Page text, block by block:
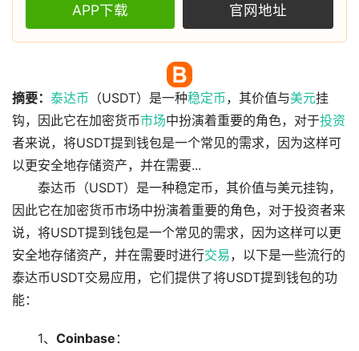
APP下载 官网地址
摘要： 泰达币 （USDT）是一种稳定币，其价值与美元挂
钩，因此它在加密货币市场中扮演着重要的角色，对于投资
者来说，将USDT提到钱包是一个常见的需求，因为这样可
以更安全地存储资产，并在需要...
泰达币（USDT）是一种稳定币，其价值与美元挂钩，
因此它在加密货币市场中扮演着重要的角色，对于投资者来
说，将USDT提到钱包是一个常见的需求，因为这样可以更
安全地存储资产，并在需要时进行交易，以下是一些流行的
泰达币USDT交易应用，它们提供了将USDT提到钱包的功
能：
1、 Coinbase ：